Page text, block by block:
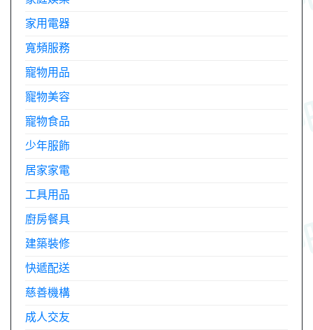
家用電器
寬頻服務
寵物用品
寵物美容
寵物食品
少年服飾
居家家電
工具用品
廚房餐具
建築裝修
快遞配送
慈善機構
成人交友